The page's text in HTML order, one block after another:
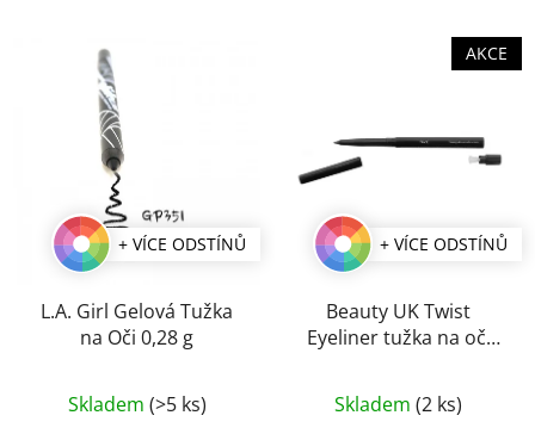
+ VÍCE ODSTÍNŮ
L.A. Girl Gelová Tužka
na Oči 0,28 g
hodnocení
Skladem (>5 ks)
AKCE
+ VÍCE ODSTÍNŮ
Beauty UK Twist
Eyeliner tužka na oči
hodnocení
Skladem (2 ks)